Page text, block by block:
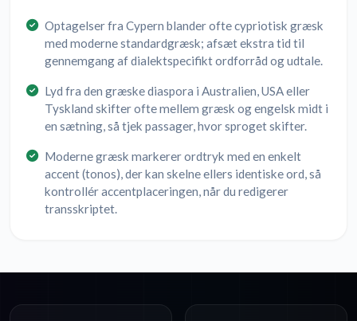
Optagelser fra Cypern blander ofte cypriotisk græsk
med moderne standardgræsk; afsæt ekstra tid til
gennemgang af dialektspecifikt ordforråd og udtale.
Lyd fra den græske diaspora i Australien, USA eller
Tyskland skifter ofte mellem græsk og engelsk midt i
en sætning, så tjek passager, hvor sproget skifter.
Moderne græsk markerer ordtryk med en enkelt
accent (tonos), der kan skelne ellers identiske ord, så
kontrollér accentplaceringen, når du redigerer
transskriptet.